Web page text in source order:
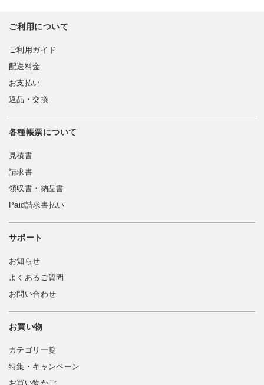
ご利用について
ご利用ガイド
配送料金
お支払い
返品・交換
各種帳票について
見積書
請求書
領収書・納品書
Paid請求書払い
サポート
お知らせ
よくあるご質問
お問い合わせ
お買い物
カテゴリ一覧
特集・キャンペーン
お買い物かご